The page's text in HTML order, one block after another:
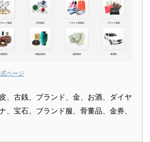
ページ
、古銭、ブランド、金、お酒、ダイヤ
、宝石、ブランド服、骨董品、金券、